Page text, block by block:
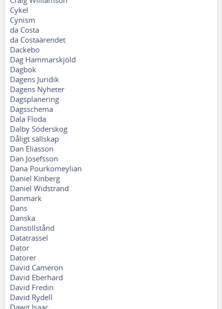
Cykel
Cynism
da Costa
da Costaärendet
Dackebo
Dag Hammarskjöld
Dagbok
Dagens Juridik
Dagens Nyheter
Dagsplanering
Dagsschema
Dala Floda
Dalby Söderskog
Dåligt sällskap
Dan Eliasson
Dan Josefsson
Dana Pourkomeylian
Daniel Kinberg
Daniel Widstrand
Danmark
Dans
Danska
Danstillstånd
Datatrassel
Dator
Datorer
David Cameron
David Eberhard
David Fredin
David Rydell
Dawit Isaac